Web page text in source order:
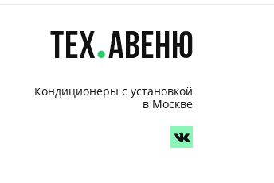
Кондиционеры с установкой
в Москве